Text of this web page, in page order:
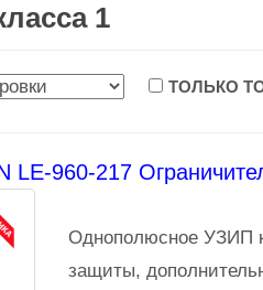
1
ТОЛЬКО
LE-960-217
Однополюсное УЗИП
защиты,